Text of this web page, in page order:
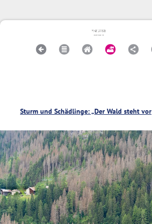
Sturm und Schädlinge: „Der Wald steht vor